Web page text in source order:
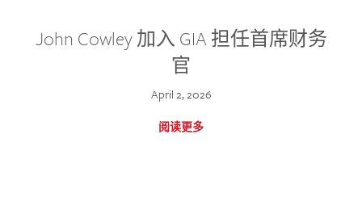
John Cowley 加入 GIA 担任首席财务
官
April 2, 2026
阅读更多